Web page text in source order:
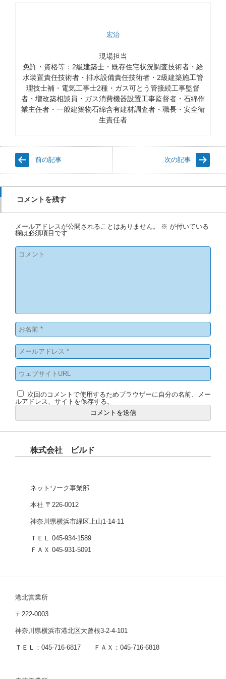
宏治
現場担当
免許・資格等：2級建築士・既存住宅状況調査技術者・給
水装置責任技術者・排水設備責任技術者・2級建築施工管
理技士補・電気工事士2種・ガス可とう管接続工事監督
者・増改築相談員・ガス消費機器設置工事監督者・石綿作
業主任者・一般建築物石綿含有建材調査者・職長・安全衛
生責任者
前の記事 次の記事
コメントを残す
メールアドレスが公開されることはありません。 ※ が付いている
欄は必須項目です
次回のコメントで使用するためブラウザーに自分の名前、メー
ルアドレス、サイトを保存する。
株式会社 ビルド
ネットワーク事業部
本社 〒226-0012
神奈川県横浜市緑区上山1-14-11
ＴＥＬ 045-934-1589
ＦＡＸ 045-931-5091
港北営業所
〒222-0003
神奈川県横浜市港北区大曾根3-2-4-101
ＴＥＬ：045-716-6817 ＦＡＸ：045-716-6818